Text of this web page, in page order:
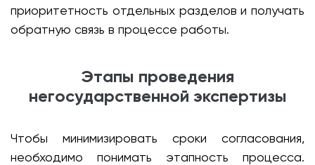
приоритетность отдельных разделов и получать
обратную связь в процессе работы.
Этапы проведения
негосударственной экспертизы
Чтобы минимизировать сроки согласования,
необходимо понимать этапность процесса.